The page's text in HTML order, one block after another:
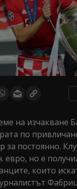
на изчакване
по
постоянно.
евро, но е
които